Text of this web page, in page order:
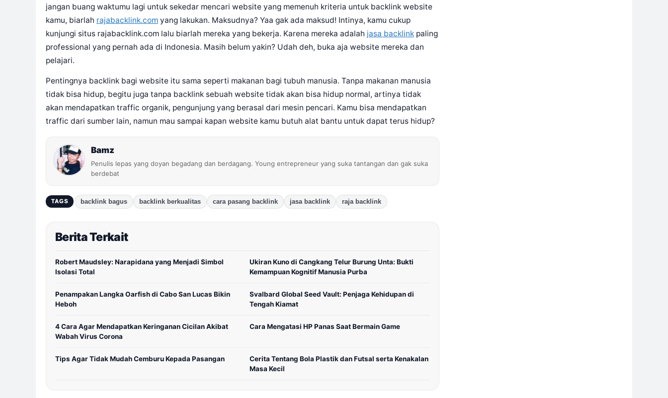
jangan buang waktumu lagi untuk sekedar mencari website yang memenuh kriteria untuk backlink website
kamu, biarlah rajabacklink.com yang lakukan. Maksudnya? Yaa gak ada maksud! Intinya, kamu cukup
kunjungi situs rajabacklink.com lalu biarlah mereka yang bekerja. Karena mereka adalah jasa backlink paling
professional yang pernah ada di Indonesia. Masih belum yakin? Udah deh, buka aja website mereka dan
pelajari.
Pentingnya backlink bagi website itu sama seperti makanan bagi tubuh manusia. Tanpa makanan manusia
tidak bisa hidup, begitu juga tanpa backlink sebuah website tidak akan bisa hidup normal, artinya tidak
akan mendapatkan traffic organik, pengunjung yang berasal dari mesin pencari. Kamu bisa mendapatkan
traffic dari sumber lain, namun mau sampai kapan website kamu butuh alat bantu untuk dapat terus hidup?
Bamz
Penulis lepas yang doyan begadang dan berdagang. Young entrepreneur yang suka tantangan dan gak suka
berdebat
TAGS backlink bagus backlink berkualitas cara pasang backlink jasa backlink raja backlink
Berita Terkait
Robert Maudsley: Narapidana yang Menjadi Simbol
Isolasi Total
Ukiran Kuno di Cangkang Telur Burung Unta: Bukti
Kemampuan Kognitif Manusia Purba
Penampakan Langka Oarfish di Cabo San Lucas Bikin
Heboh
Svalbard Global Seed Vault: Penjaga Kehidupan di
Tengah Kiamat
4 Cara Agar Mendapatkan Keringanan Cicilan Akibat
Wabah Virus Corona
Cara Mengatasi HP Panas Saat Bermain Game
Tips Agar Tidak Mudah Cemburu Kepada Pasangan
Cerita Tentang Bola Plastik dan Futsal serta Kenakalan
Masa Kecil